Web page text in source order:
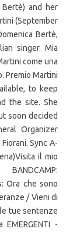
and her
(September
Bertè,
singer. Mia
come una
Premio Martini
to keep
the site. She
soon decided
Organizer
Sync A-
il mio
Ora che sono
/ Vieni di
tue sentenze
-